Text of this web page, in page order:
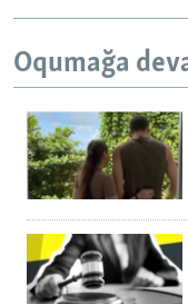
Oqumağa